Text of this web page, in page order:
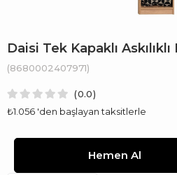
Daisi Tek Kapaklı
(8680002407971)
0.0
₺1.056 'den başlayan taksitlerle